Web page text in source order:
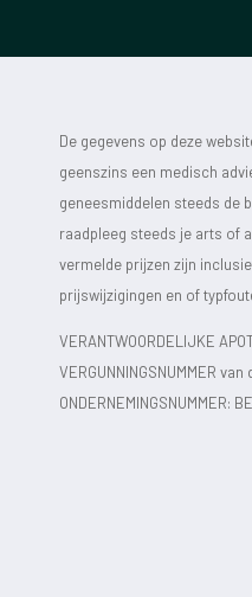
De gegevens op deze
geenszins een medisch
geneesmiddelen steeds de
raadpleeg steeds je arts of
vermelde prijzen zijn
prijswijzigingen en of
VERANTWOORDELIJKE
VERGUNNINGSNUMMER
ONDERNEMINGSNUMMER: